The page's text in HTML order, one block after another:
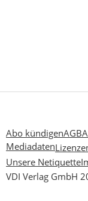
Abo kündigenAGB
Mediadaten
Unsere Netiquette
VDI Verlag GmbH